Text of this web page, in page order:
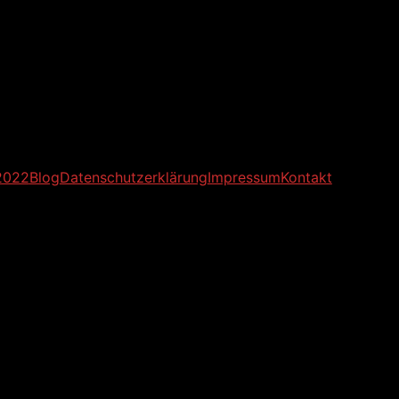
BlogDatenschutzerklärungImpressumKontakt